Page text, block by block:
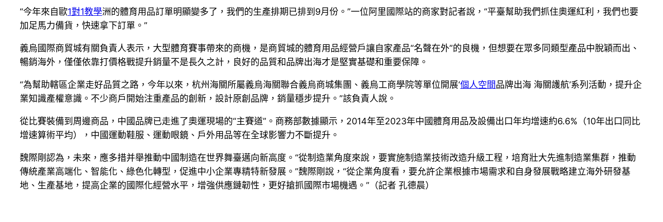
“今年來自歐1對1教學洲的體育用品訂單明顯變多了，我們的生產排期已排到9月份。”一位阿里國際站的商家對記者說，“平臺幫助我們抓住奧運紅利，我們也要
加足馬力備貨，快速拿下訂單。”
義烏國際商貿城有關負責人表示，大型體育賽事帶來的商機，是商貿城的體育用品經營戶讓自家產品“名聲在外”的良機，但想要在眾多同類型產品中脫穎而出、
暢銷海外，僅僅依靠打價格戰提升銷量不是長久之計，良好的品質和品牌出海才是堅實基礎和重要保障。
“為幫助轄區企業走好品質之路，今年以來，杭州海關所屬義烏海關聯合義烏商城集團、義烏工商學院等單位開展‘個人空間品牌出海 海關護航’系列活動，提升企
業知識產權意識。不少商戶開始注重產品的創新，設計原創品牌，銷量穩步提升。”該負責人說。
從比賽裝備到周邊商品，中國品牌已走進了奧運現場的“主賽道”。商務部數據顯示，2014年至2023年中國體育用品及設備出口年均增速約6.6%（10年出口同比
增速算術平均），中國運動鞋服、運動眼鏡、戶外用品等在全球影響力不斷提升。
魏際剛認為，未來，應多措并舉推動中國制造在世界舞臺邁向新高度。“從制造業角度來說，要實施制造業技術改造升級工程，培育壯大先進制造業集群，推動
傳統產業高端化、智能化、綠色化轉型，促進中小企業專精特新發展。”魏際剛說，“從企業角度看，要允許企業根據市場需求和自身發展戰略建立海外研發基
地、生產基地，提高企業的國際化經營水平，增強供應鏈韌性，更好搶抓國際市場機遇。”（記者 孔德晨）